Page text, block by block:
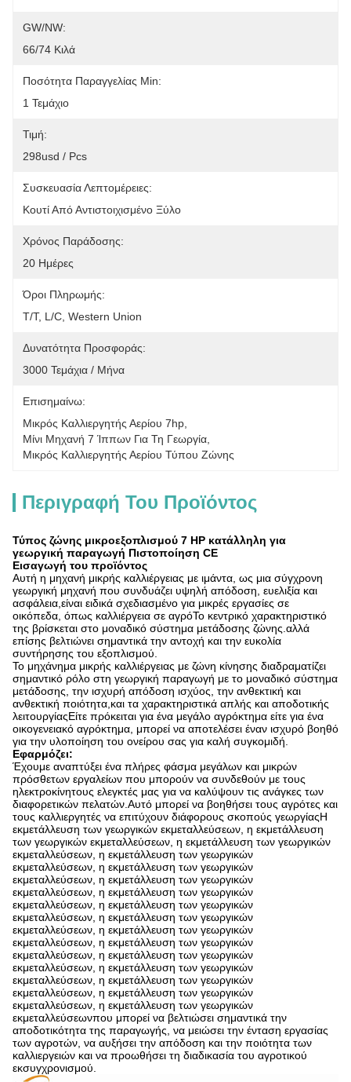
GW/NW:
66/74 Κιλά
Ποσότητα Παραγγελίας Min:
1 Τεμάχιο
Τιμή:
298usd / Pcs
Συσκευασία Λεπτομέρειες:
Κουτί Από Αντιστοιχισμένο Ξύλο
Χρόνος Παράδοσης:
20 Ημέρες
Όροι Πληρωμής:
T/T, L/C, Western Union
Δυνατότητα Προσφοράς:
3000 Τεμάχια / Μήνα
Επισημαίνω:
Μικρός Καλλιεργητής Αερίου 7hp
Μίνι Μηχανή 7 Ίππων Για Τη Γεωργία
Μικρός Καλλιεργητής Αερίου Τύπου Ζώνης
Περιγραφή Του Προϊόντος
Τύπος ζώνης μικροεξοπλισμού 7 HP κατάλληλη για
γεωργική παραγωγή Πιστοποίηση CE
Εισαγωγή του προϊόντος
Αυτή η μηχανή μικρής καλλιέργειας με ιμάντα, ως μια σύγχρονη
γεωργική μηχανή που συνδυάζει υψηλή απόδοση, ευελιξία και
ασφάλεια,είναι ειδικά σχεδιασμένο για μικρές εργασίες σε
οικόπεδα, όπως καλλιέργεια σε αγρόΤο κεντρικό χαρακτηριστικό
της βρίσκεται στο μοναδικό σύστημα μετάδοσης ζώνης.αλλά
επίσης βελτιώνει σημαντικά την αντοχή και την ευκολία
συντήρησης του εξοπλισμού.
Το μηχάνημα μικρής καλλιέργειας με ζώνη κίνησης διαδραματίζει
σημαντικό ρόλο στη γεωργική παραγωγή με το μοναδικό σύστημα
μετάδοσης, την ισχυρή απόδοση ισχύος, την ανθεκτική και
ανθεκτική ποιότητα,και τα χαρακτηριστικά απλής και αποδοτικής
λειτουργίαςΕίτε πρόκειται για ένα μεγάλο αγρόκτημα είτε για ένα
οικογενειακό αγρόκτημα, μπορεί να αποτελέσει έναν ισχυρό βοηθό
για την υλοποίηση του ονείρου σας για καλή συγκομιδή.
Εφαρμόζει:
Έχουμε αναπτύξει ένα πλήρες φάσμα μεγάλων και μικρών
πρόσθετων εργαλείων που μπορούν να συνδεθούν με τους
ηλεκτροκίνητους ελεγκτές μας για να καλύψουν τις ανάγκες των
διαφορετικών πελατών.Αυτό μπορεί να βοηθήσει τους αγρότες και
τους καλλιεργητές να επιτύχουν διάφορους σκοπούς γεωργίαςΗ
εκμετάλλευση των γεωργικών εκμεταλλεύσεων, η εκμετάλλευση
των γεωργικών εκμεταλλεύσεων, η εκμετάλλευση των γεωργικών
εκμεταλλεύσεων, η εκμετάλλευση των γεωργικών
εκμεταλλεύσεων, η εκμετάλλευση των γεωργικών
εκμεταλλεύσεων, η εκμετάλλευση των γεωργικών
εκμεταλλεύσεων, η εκμετάλλευση των γεωργικών
εκμεταλλεύσεων, η εκμετάλλευση των γεωργικών
εκμεταλλεύσεων, η εκμετάλλευση των γεωργικών
εκμεταλλεύσεων, η εκμετάλλευση των γεωργικών
εκμεταλλεύσεων, η εκμετάλλευση των γεωργικών
εκμεταλλεύσεων, η εκμετάλλευση των γεωργικών
εκμεταλλεύσεων, η εκμετάλλευση των γεωργικών
εκμεταλλεύσεων, η εκμετάλλευση των γεωργικών
εκμεταλλεύσεων, η εκμετάλλευση των γεωργικών
εκμεταλλεύσεων, η εκμετάλλευση των γεωργικών
εκμεταλλεύσεωνπου μπορεί να βελτιώσει σημαντικά την
αποδοτικότητα της παραγωγής, να μειώσει την ένταση εργασίας
των αγροτών, να αυξήσει την απόδοση και την ποιότητα των
καλλιεργειών και να προωθήσει τη διαδικασία του αγροτικού
εκσυγχρονισμού.